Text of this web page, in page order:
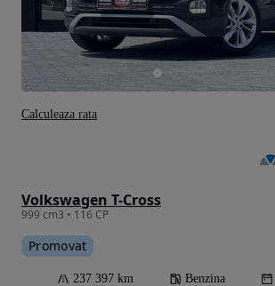
Volkswagen T-Cross
999 cm3 • 116 CP
Promovat
237 397 km Benzina
Calculeaza rata